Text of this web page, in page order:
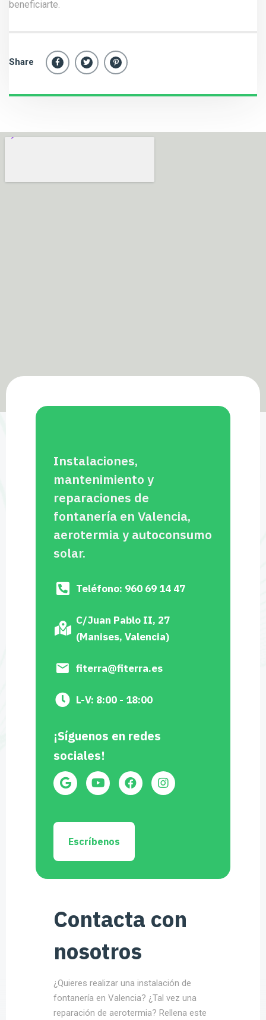
beneficiarte.
Share
Instalaciones,
mantenimiento y
reparaciones de
fontanería en Valencia,
aerotermia y autoconsumo
solar.
Teléfono: 960 69 14 47
C/Juan Pablo II, 27
(Manises, Valencia)
fiterra@fiterra.es
L-V: 8:00 - 18:00
¡Síguenos en redes
sociales!
Escríbenos
Contacta con
nosotros
¿Quieres realizar una instalación de
fontanería en Valencia? ¿Tal vez una
reparación de aerotermia? Rellena este